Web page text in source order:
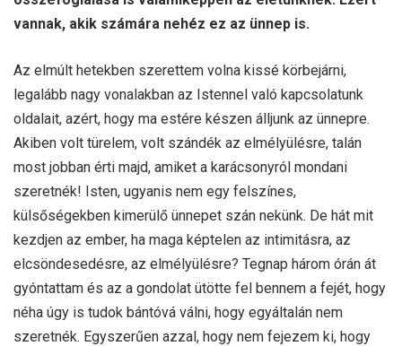
vannak, akik számára nehéz ez az ünnep is.
Az elmúlt hetekben szerettem volna kissé körbejárni,
legalább nagy vonalakban az Istennel való kapcsolatunk
oldalait, azért, hogy ma estére készen álljunk az ünnepre.
Akiben volt türelem, volt szándék az elmélyülésre, talán
most jobban érti majd, amiket a karácsonyról mondani
szeretnék! Isten, ugyanis nem egy felszínes,
külsőségekben kimerülő ünnepet szán nekünk. De hát mit
kezdjen az ember, ha maga képtelen az intimitásra, az
elcsöndesedésre, az elmélyülésre? Tegnap három órán át
gyóntattam és az a gondolat ütötte fel bennem a fejét, hogy
néha úgy is tudok bántóvá válni, hogy egyáltalán nem
szeretnék. Egyszerűen azzal, hogy nem fejezem ki, hogy